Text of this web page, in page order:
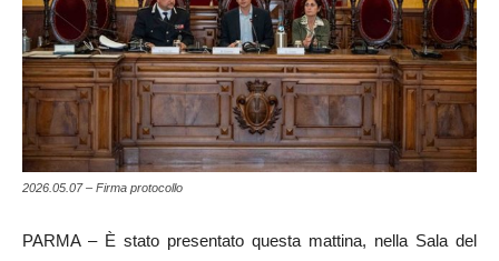
2026.05.07 – Firma protocollo
PARMA – È stato presentato questa mattina, nella Sala del